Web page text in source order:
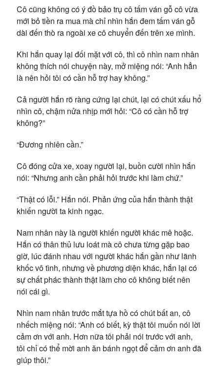
Cô cũng không có ý đồ bảo trụ cô tấm ván gỗ cô vừa
mới bỏ tiền ra mua mà chỉ nhìn hắn đem tấm ván gỗ
dài đến thò ra ngoài xe cô chuyển đến trên xe mình.
Khi hắn quay lại đối mặt với cô, thì cô nhìn nam nhân
không thích nói chuyện này, mở miệng nói: “Anh hẳn
là nên hỏi tôi có cần hỗ trợ hay không.”
Cả người hắn rõ ràng cứng lại chút, lại có chút xấu hổ
nhìn cô, chậm nửa nhịp mới hỏi: “Cô có cần hỗ trợ
không?”
“Đương nhiên cần.”
Cô đóng cửa xe, xoay người lại, buồn cười nhìn hắn
nói: “Nhưng anh cần phải hỏi trước khi làm chứ.”
“Thật có lỗi.” Hắn nói. Phản ứng của hắn thành thật
khiến người ta kinh ngạc.
Nam nhân này là người khiến người khác mê hoặc.
Hắn có thân thủ lưu loát mà cô chưa từng gặp bao
giờ, lúc đánh nhau với người khác hắn gần như lãnh
khốc vô tình, nhưng về phương diện khác, hắn lại có
sự chất phác thành thật làm cho cô không biết nên
nói cái gì.
Nhìn nam nhân trước mắt tựa hồ có chút bất an, cô
nhếch miệng nói: “Anh có biết, kỳ thật tôi muốn nói lời
cảm ơn với anh. Hơn nữa tôi phải nói trước với anh,
tôi chỉ có thể mời anh ăn bánh ngọt để cảm ơn anh đã
giúp thôi.”